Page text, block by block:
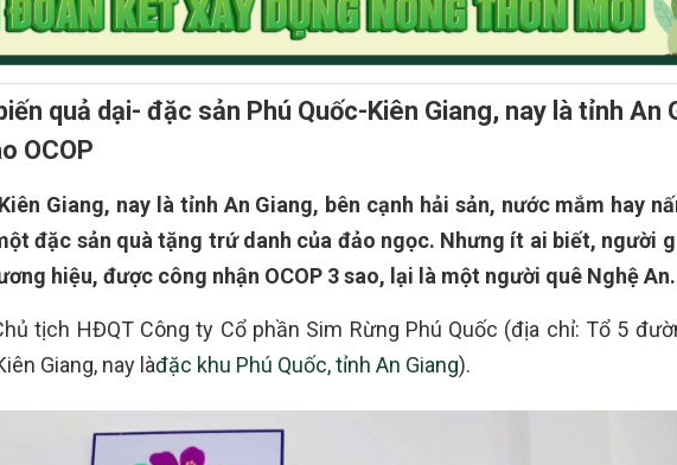
quả dại- đặc sản Phú Quốc-Kiên Giang, nay là tỉnh An
OCOP
Giang, nay là tỉnh An Giang, bên cạnh hải sản, nước mắm hay
đặc sản quà tặng trứ danh của đảo ngọc. Nhưng ít ai biết, người
hiệu, được công nhận OCOP 3 sao, lại là một người quê Nghệ An.
tịch HĐQT Công ty Cổ phần Sim Rừng Phú Quốc (địa chỉ: Tổ 5
Giang, nay làđặc khu Phú Quốc, tỉnh An Giang).